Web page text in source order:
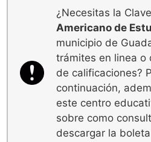
¿Necesitas la Clave
Americano de
municipio de
trámites en linea o
de calificaciones?
continuación,
este centro
sobre como
descargar la